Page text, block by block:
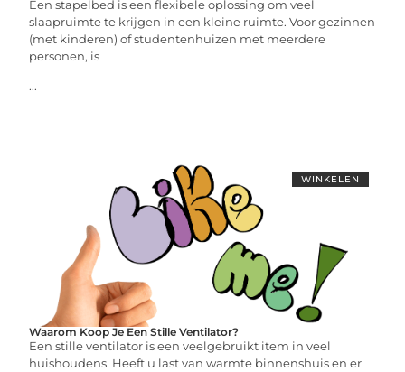
Een stapelbed is een flexibele oplossing om veel
slaapruimte te krijgen in een kleine ruimte. Voor gezinnen
(met kinderen) of studentenhuizen met meerdere
personen, is
...
WINKELEN
Waarom Koop Je Een Stille Ventilator?
Een stille ventilator is een veelgebruikt item in veel
huishoudens. Heeft u last van warmte binnenshuis en er